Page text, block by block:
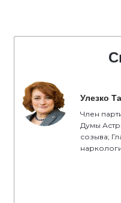
Улезко
Член
Думы
созыва;